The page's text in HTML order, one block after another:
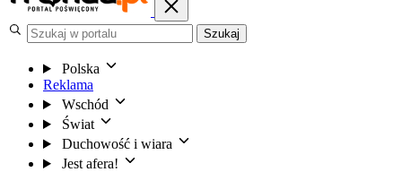
Szukaj
Polska
Reklama
Wschód
Świat
Duchowość i wiara
Jest afera!